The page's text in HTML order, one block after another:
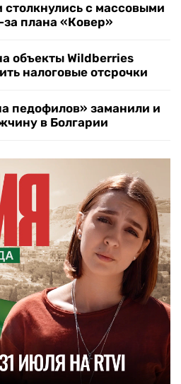
с массовыми
плана «Ковер»
объекты Wildberries
налоговые отсрочки
педофилов» заманили и
в Болгарии